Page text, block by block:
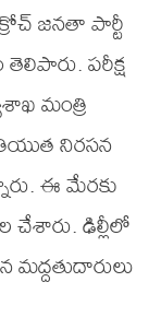
జనతా పార్టీ
పరీక్ష
మంత్రి
నిరసన
ఈ మేరకు
ఢిల్లీలో
మద్దతుదారులు